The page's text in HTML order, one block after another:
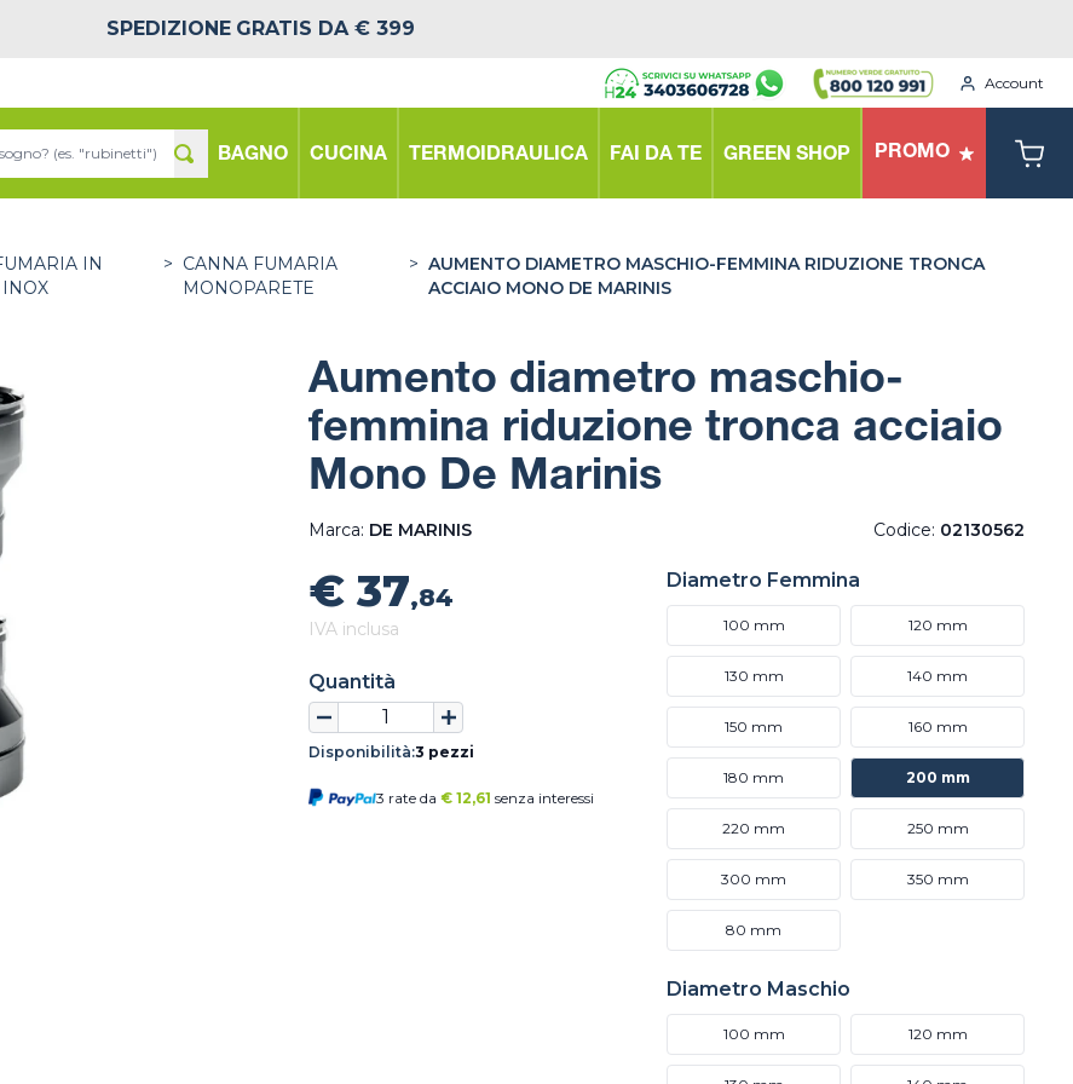
SPEDIZIONE GRATIS DA € 399
Account
BAGNO CUCINA TERMOIDRAULICA FAI DA TE GREEN SHOP PROMO
IN
> CANNA FUMARIA
MONOPARETE
> AUMENTO DIAMETRO MASCHIO-FEMMINA RIDUZIONE TRONCA
ACCIAIO MONO DE MARINIS
Aumento diametro maschio-
femmina riduzione tronca acciaio
Mono De Marinis
Marca: DE MARINIS Codice: 02130562
€ 37,84
IVA inclusa
Quantità
Disponibilità:3 pezzi
3 rate da € 12,61 senza interessi
Diametro Femmina
100 mm 120 mm
130 mm 140 mm
150 mm 160 mm
180 mm 200 mm
220 mm 250 mm
300 mm 350 mm
80 mm
Diametro Maschio
100 mm 120 mm